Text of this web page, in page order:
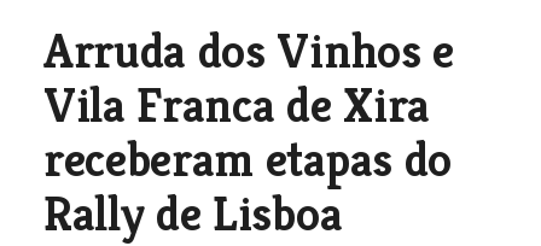
Arruda dos Vinhos e
Vila Franca de Xira
receberam etapas do
Rally de Lisboa